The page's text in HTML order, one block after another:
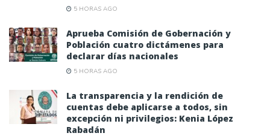
5 HORAS AGO
Aprueba Comisión de Gobernación y
Población cuatro dictámenes para
declarar días nacionales
5 HORAS AGO
La transparencia y la rendición de
cuentas debe aplicarse a todos, sin
excepción ni privilegios: Kenia López
Rabadán